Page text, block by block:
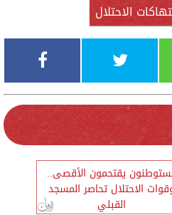
الاحتلال
يقتحمون الأقصى..
الاحتلال تحاصر المسجد
القبلي